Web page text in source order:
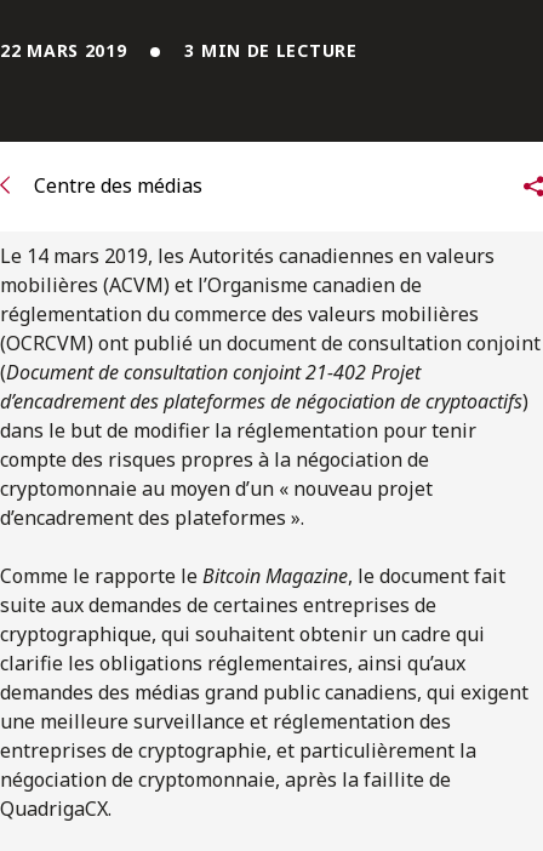
S’abonner aux articles Osler
22 MARS 2019 3 MIN DE LECTURE
Centre des médias
Le 14 mars 2019, les Autorités canadiennes en valeurs
mobilières (ACVM) et l’Organisme canadien de
réglementation du commerce des valeurs mobilières
(OCRCVM) ont publié un document de consultation conjoint
(Document de consultation conjoint 21-402 Projet
d’encadrement des plateformes de négociation de cryptoactifs)
dans le but de modifier la réglementation pour tenir
compte des risques propres à la négociation de
cryptomonnaie au moyen d’un « nouveau projet
d’encadrement des plateformes ».
Comme le rapporte leBitcoin Magazine, le document fait
suite aux demandes de certaines entreprises de
cryptographique, qui souhaitent obtenir un cadre qui
clarifie les obligations réglementaires, ainsi qu’aux
demandes des médias grand public canadiens, qui exigent
une meilleure surveillance et réglementation des
entreprises de cryptographie, et particulièrement la
négociation de cryptomonnaie, après la faillite de
QuadrigaCX.